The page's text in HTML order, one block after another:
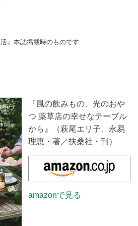
』本誌掲載時のものです
『風の飲みもの、光のおや
つ 薬草店の幸せなテーブル
から』（萩尾エリ子、永易
理恵・著／扶桑社・刊）
amazonで見る